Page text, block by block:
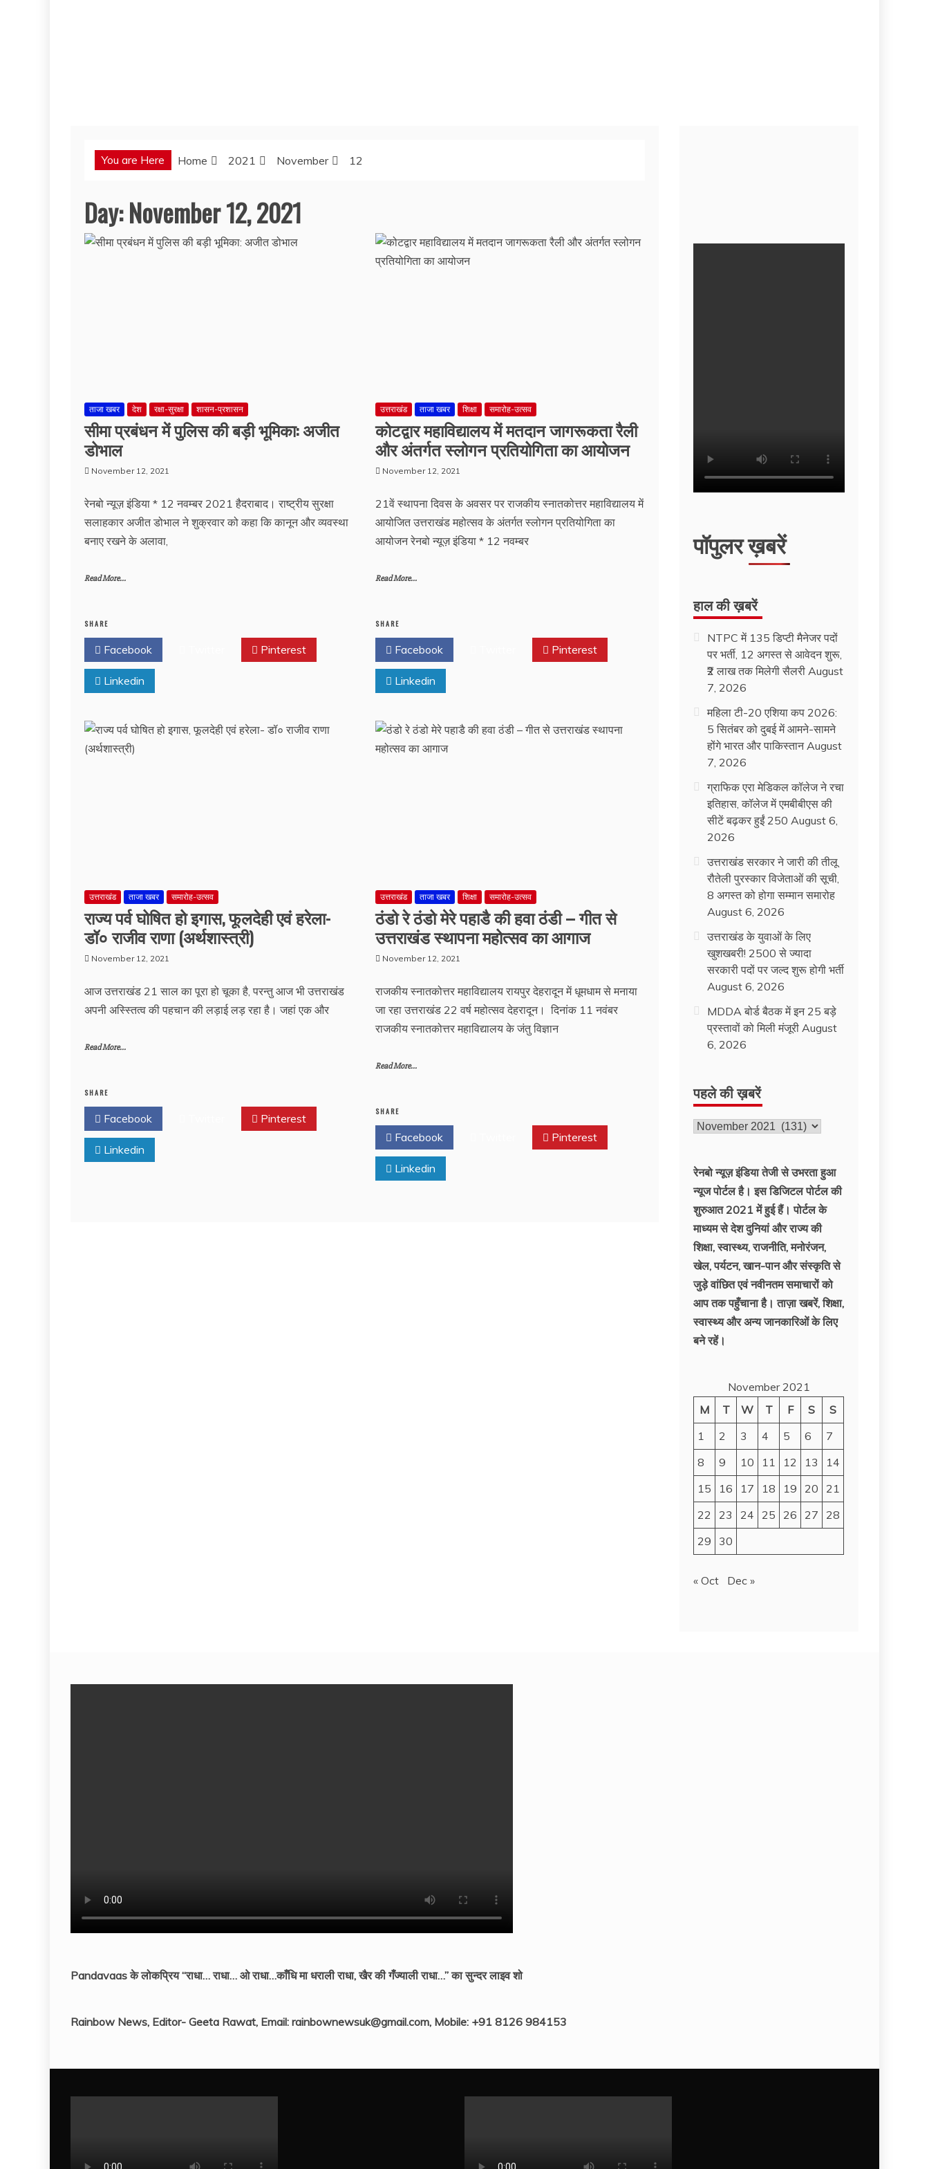
You are Here Home 2021 November 12
Day:November 12, 2021
ताजा खबर देश रक्षा-सुरक्षा शासन-प्रशासन
सीमा प्रबंधन में पुलिस की बड़ी भूमिका: अजीत
डोभाल
November 12, 2021
रेनबो न्यूज़ इंडिया * 12 नवम्बर 2021 हैदराबाद। राष्ट्रीय सुरक्षा
सलाहकार अजीत डोभाल ने शुक्रवार को कहा कि कानून और व्यवस्था
बनाए रखने के अलावा,
Read More...
SHARE
Facebook Pinterest
Linkedin
उत्तराखंड ताजा खबर शिक्षा समारोह-उत्सव
कोटद्वार महाविद्यालय में मतदान जागरूकता रैली
और अंतर्गत स्लोगन प्रतियोगिता का आयोजन
November 12, 2021
21वें स्थापना दिवस के अवसर पर राजकीय स्नातकोत्तर महाविद्यालय में
आयोजित उत्तराखंड महोत्सव के अंतर्गत स्लोगन प्रतियोगिता का
आयोजन रेनबो न्यूज़ इंडिया * 12 नवम्बर
Read More...
SHARE
Facebook Pinterest
Linkedin
उत्तराखंड ताजा खबर समारोह-उत्सव
राज्य पर्व घोषित हो इगास, फूलदेही एवं हरेला-
डॉ० राजीव राणा (अर्थशास्त्री)
November 12, 2021
आज उत्तराखंड 21 साल का पूरा हो चूका है, परन्तु आज भी उत्तराखंड
अपनी अस्स्तित्व की पहचान की लड़ाई लड़ रहा है। जहां एक और
Read More...
SHARE
Facebook Pinterest
Linkedin
उत्तराखंड ताजा खबर शिक्षा समारोह-उत्सव
ठंडो रे ठंडो मेरे पहाडै की हवा ठंडी – गीत से
उत्तराखंड स्थापना महोत्सव का आगाज
November 12, 2021
राजकीय स्नातकोत्तर महाविद्यालय रायपुर देहरादून में धूमधाम से मनाया
जा रहा उत्तराखंड 22 वर्ष महोत्सव देहरादून। दिनांक 11 नवंबर
राजकीय स्नातकोत्तर महाविद्यालय के जंतु विज्ञान
Read More...
SHARE
Facebook Pinterest
Linkedin
पॉपुलर ख़बरें
हाल की ख़बरें
NTPC में 135 डिप्टी मैनेजर पदों
पर भर्ती, 12 अगस्त से आवेदन शुरू,
₹2 लाख तक मिलेगी सैलरी August
7, 2026
महिला टी-20 एशिया कप 2026:
5 सितंबर को दुबई में आमने-सामने
होंगे भारत और पाकिस्तान August
7, 2026
ग्राफिक एरा मेडिकल कॉलेज ने रचा
इतिहास, कॉलेज में एमबीबीएस की
सीटें बढ़कर हुईं 250 August 6,
2026
उत्तराखंड सरकार ने जारी की तीलू
रौतेली पुरस्कार विजेताओं की सूची,
8 अगस्त को होगा सम्मान समारोह
August 6, 2026
उत्तराखंड के युवाओं के लिए
खुशखबरी! 2500 से ज्यादा
सरकारी पदों पर जल्द शुरू होगी भर्ती
August 6, 2026
MDDA बोर्ड बैठक में इन 25 बड़े
प्रस्तावों को मिली मंजूरी August
6, 2026
पहले की ख़बरें
पहले
ख़बरें
रेनबो न्यूज़ इंडिया तेजी से उभरता हुआ
न्‍यूज पोर्टल है। इस डिजिटल पोर्टल की
शुरुआत 2021 में हुई हैं। पोर्टल के
माध्यम से देश दुनियां और राज्य की
शिक्षा, स्वास्थ्य, राजनीति, मनोरंजन,
खेल, पर्यटन, खान-पान और संस्कृति से
जुड़े वांछित एवं नवीनतम समाचारों को
आप तक पहुँचाना है। ताज़ा खबरें, शिक्षा,
स्वास्थ्य और अन्य जानकारिओं के लिए
बने रहें।
November 2021
M
T W T F S
S
1
2 3 4 5 6
7
8
9 10 11 12 13
14
15
16 17 18 19 20
21
22
23 24 25 26 27
28
29
30
« Oct Dec »
Pandavaas के लोकप्रिय “राधा… राधा… ओ राधा…काँधि मा धराली राधा, खैर की गँज्याली राधा…” का सुन्दर लाइव शो
Rainbow News, Editor- Geeta Rawat, Email: rainbownewsuk@gmail.com, Mobile: +91 8126 984153